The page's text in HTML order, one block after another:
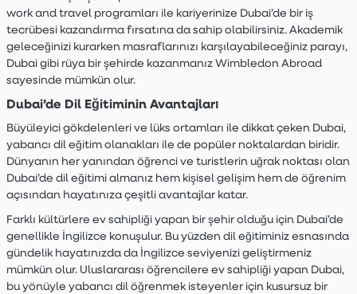
work and travel programları ile kariyerinize Dubai’de bir iş
tecrübesi kazandırma fırsatına da sahip olabilirsiniz. Akademik
geleceğinizi kurarken masraflarınızı karşılayabileceğiniz parayı,
Dubai gibi rüya bir şehirde kazanmanız Wimbledon Abroad
sayesinde mümkün olur.
Dubai’de Dil Eğitiminin Avantajları
Büyüleyici gökdelenleri ve lüks ortamları ile dikkat çeken Dubai,
yabancı dil eğitim olanakları ile de popüler noktalardan biridir.
Dünyanın her yanından öğrenci ve turistlerin uğrak noktası olan
Dubai’de dil eğitimi almanız hem kişisel gelişim hem de öğrenim
açısından hayatınıza çeşitli avantajlar katar.
Farklı kültürlere ev sahipliği yapan bir şehir olduğu için Dubai’de
genellikle İngilizce konuşulur. Bu yüzden dil eğitiminiz esnasında
gündelik hayatınızda da İngilizce seviyenizi geliştirmeniz
mümkün olur. Uluslararası öğrencilere ev sahipliği yapan Dubai,
bu yönüyle yabancı dil öğrenmek isteyenler için kusursuz bir